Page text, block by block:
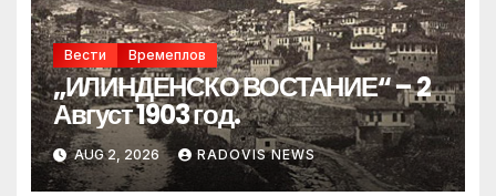
Вести Времеплов
„ИЛИНДЕНСКО ВОСТАНИЕ“ – 2
Август 1903 год.
AUG 2, 2026 RADOVIS NEWS